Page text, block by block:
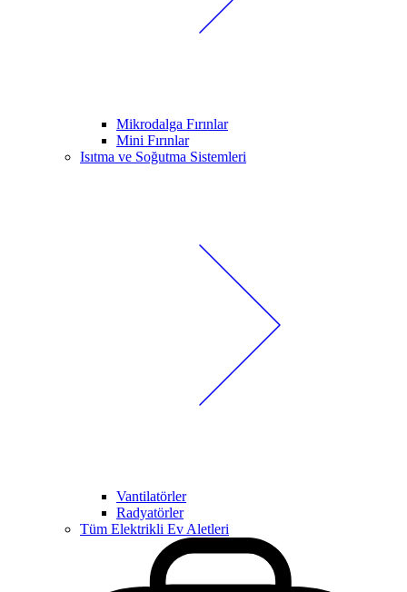
Mikrodalga Fırınlar
Mini Fırınlar
Isıtma ve Soğutma Sistemleri
Vantilatörler
Radyatörler
Tüm Elektrikli Ev Aletleri